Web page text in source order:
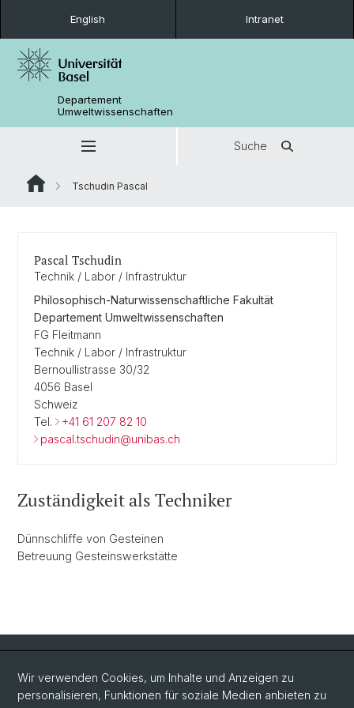
English Intranet
Departement
Umweltwissenschaften
Suche
Tschudin Pascal
Pascal Tschudin
Technik / Labor / Infrastruktur
Philosophisch-Naturwissenschaftliche Fakultät
Departement Umweltwissenschaften
FG Fleitmann
Technik / Labor / Infrastruktur
Bernoullistrasse 30/32
4056 Basel
Schweiz
Tel.
+41 61 207 82 10
pascal.tschudin@unibas.ch
Zuständigkeit als Techniker
Dünnschliffe von Gesteinen
Betreuung Gesteinswerkstätte
Quick Links
Wir verwenden Cookies, um Inhalte und Anzeigen zu
personalisieren, Funktionen für soziale Medien anbieten zu